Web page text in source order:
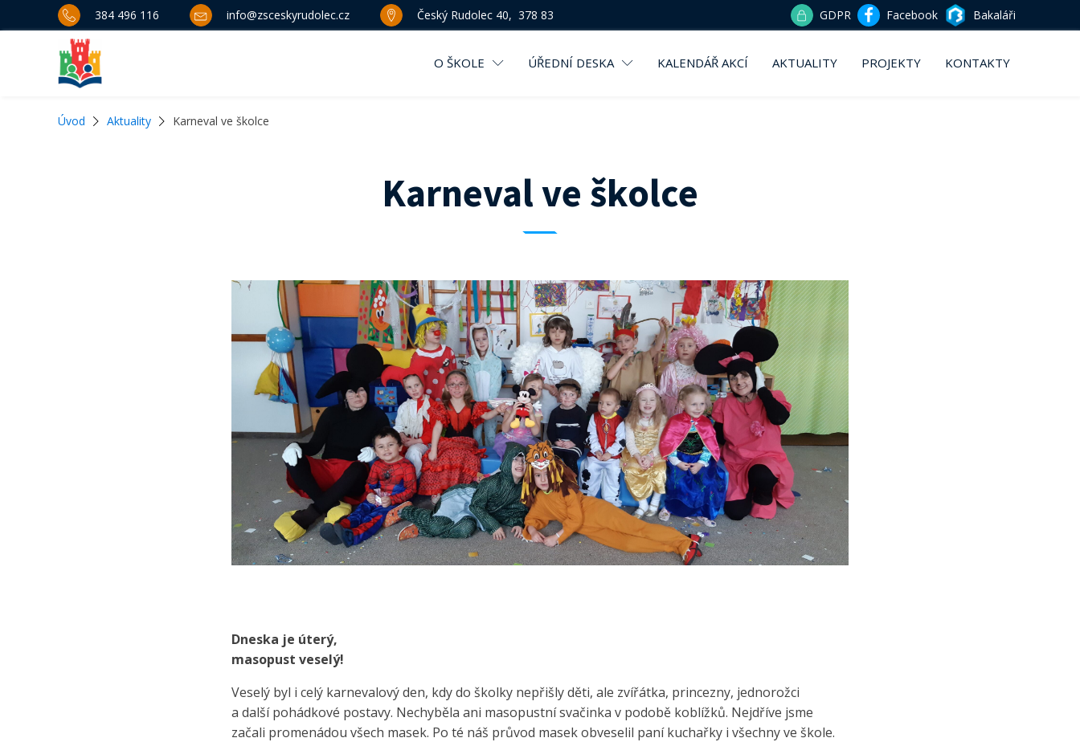
384 496 116 info@zsceskyrudolec.cz Český Rudolec 40, 378 83 GDPR Facebook Bakaláři
O ŠKOLE ÚŘEDNÍ DESKA KALENDÁŘ AKCÍ AKTUALITY PROJEKTY KONTAKTY
Úvod Aktuality Karneval ve školce
Karneval ve školce
Dneska je úterý,
masopust veselý!
Veselý byl i celý karnevalový den, kdy do školky nepřišly děti, ale zvířátka, princezny, jednorožci
a další pohádkové postavy. Nechyběla ani masopustní svačinka v podobě koblížků. Nejdříve jsme
začali promenádou všech masek. Po té náš průvod masek obveselil paní kuchařky i všechny ve škole.